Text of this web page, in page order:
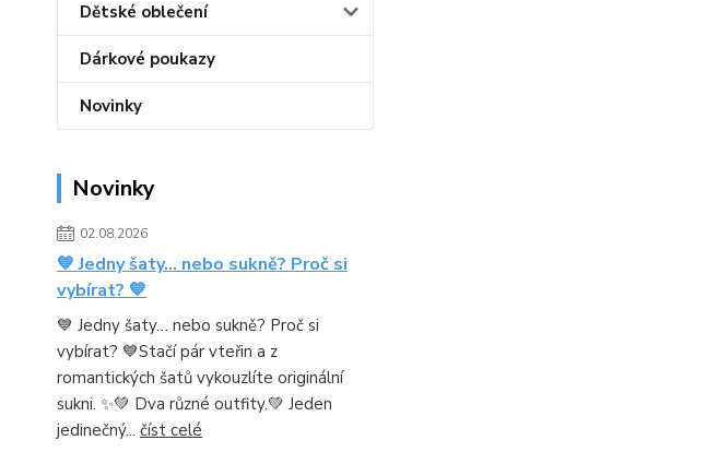
Dětské oblečení
Dárkové poukazy
Novinky
Novinky
02.08.2026
💙 Jedny šaty… nebo sukně? Proč si
vybírat? 💙
💙 Jedny šaty… nebo sukně? Proč si
vybírat? 💙Stačí pár vteřin a z
romantických šatů vykouzlíte originální
sukni. ✨💚 Dva různé outfity.💚 Jeden
jedinečný... číst celé